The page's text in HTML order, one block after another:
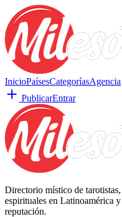
InicioPaísesCategoríasAgencia
PublicarEntrar
Directorio místico de
espirituales en Latinoamérica
reputación.